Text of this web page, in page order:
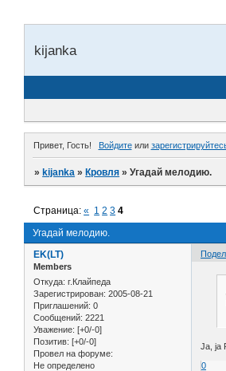
kijanka
Привет, Гость! Войдитеили
»kijanka »Кровля »Угадай мелодию.
Угадай мелодию.
Страница:« 1 2 3 4
EK(LT)
Members
Откуда: г.Клайпеда
Зарегистрирован: 2005-08-21
Приглашений: 0
Сообщений: 2221
Уважение: [+0/-0]
Позитив: [+0/-0]
Провел на форуме:
Не определено
Ja, ja
0